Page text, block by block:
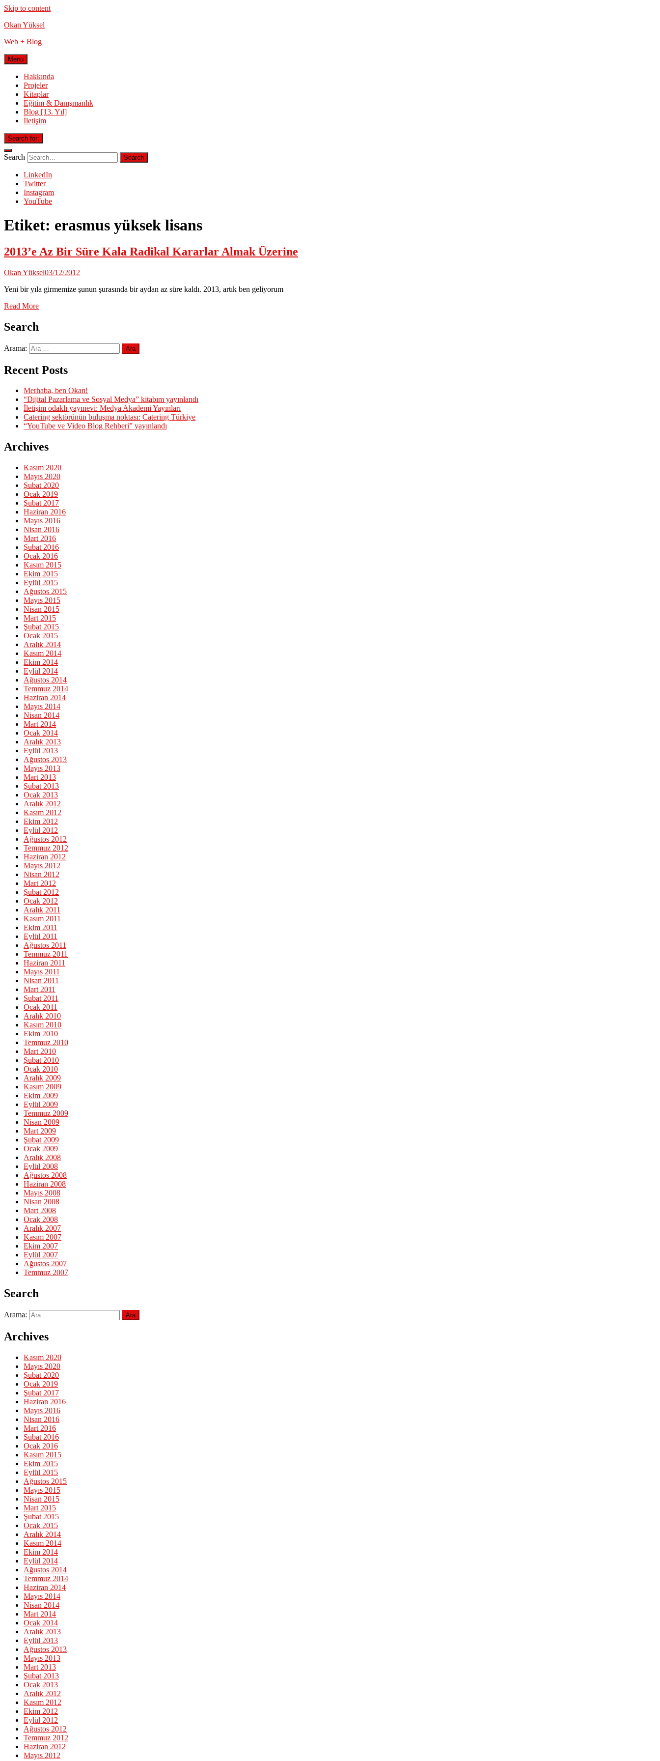
Skip to content
Okan Yüksel
Web + Blog
Menu
Hakkında
Projeler
Kitaplar
Eğitim & Danışmanlık
Blog [13. Yıl]
İletişim
Search for:
Search
LinkedIn
Twitter
Instagram
YouTube
Etiket: erasmus yüksek lisans
2013’e Az Bir Süre Kala Radikal Kararlar Almak Üzerine
Okan Yüksel03/12/2012
Yeni bir yıla girmemize şunun şurasında bir aydan az süre kaldı. 2013, artık ben geliyorum
Read More
Search
Arama:
Recent Posts
Merhaba, ben Okan!
“Dijital Pazarlama ve Sosyal Medya” kitabım yayınlandı
İletişim odaklı yayınevi: Medya Akademi Yayınları
Catering sektörünün buluşma noktası: Catering Türkiye
“YouTube ve Video Blog Rehberi” yayınlandı
Archives
Kasım 2020
Mayıs 2020
Şubat 2020
Ocak 2019
Şubat 2017
Haziran 2016
Mayıs 2016
Nisan 2016
Mart 2016
Şubat 2016
Ocak 2016
Kasım 2015
Ekim 2015
Eylül 2015
Ağustos 2015
Mayıs 2015
Nisan 2015
Mart 2015
Şubat 2015
Ocak 2015
Aralık 2014
Kasım 2014
Ekim 2014
Eylül 2014
Ağustos 2014
Temmuz 2014
Haziran 2014
Mayıs 2014
Nisan 2014
Mart 2014
Ocak 2014
Aralık 2013
Eylül 2013
Ağustos 2013
Mayıs 2013
Mart 2013
Şubat 2013
Ocak 2013
Aralık 2012
Kasım 2012
Ekim 2012
Eylül 2012
Ağustos 2012
Temmuz 2012
Haziran 2012
Mayıs 2012
Nisan 2012
Mart 2012
Şubat 2012
Ocak 2012
Aralık 2011
Kasım 2011
Ekim 2011
Eylül 2011
Ağustos 2011
Temmuz 2011
Haziran 2011
Mayıs 2011
Nisan 2011
Mart 2011
Şubat 2011
Ocak 2011
Aralık 2010
Kasım 2010
Ekim 2010
Temmuz 2010
Mart 2010
Şubat 2010
Ocak 2010
Aralık 2009
Kasım 2009
Ekim 2009
Eylül 2009
Temmuz 2009
Nisan 2009
Mart 2009
Şubat 2009
Ocak 2009
Aralık 2008
Eylül 2008
Ağustos 2008
Haziran 2008
Mayıs 2008
Nisan 2008
Mart 2008
Ocak 2008
Aralık 2007
Kasım 2007
Ekim 2007
Eylül 2007
Ağustos 2007
Temmuz 2007
Search
Arama:
Archives
Kasım 2020
Mayıs 2020
Şubat 2020
Ocak 2019
Şubat 2017
Haziran 2016
Mayıs 2016
Nisan 2016
Mart 2016
Şubat 2016
Ocak 2016
Kasım 2015
Ekim 2015
Eylül 2015
Ağustos 2015
Mayıs 2015
Nisan 2015
Mart 2015
Şubat 2015
Ocak 2015
Aralık 2014
Kasım 2014
Ekim 2014
Eylül 2014
Ağustos 2014
Temmuz 2014
Haziran 2014
Mayıs 2014
Nisan 2014
Mart 2014
Ocak 2014
Aralık 2013
Eylül 2013
Ağustos 2013
Mayıs 2013
Mart 2013
Şubat 2013
Ocak 2013
Aralık 2012
Kasım 2012
Ekim 2012
Eylül 2012
Ağustos 2012
Temmuz 2012
Haziran 2012
Mayıs 2012